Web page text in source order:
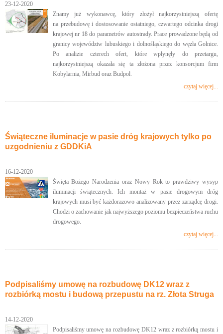
23-12-2020
Znamy już wykonawcę, który złożył najkorzystniejszą ofertę
na przebudowę i dostosowanie ostatniego, czwartego odcinka drogi
krajowej nr 18 do parametrów autostrady. Prace prowadzone będą od
granicy województw lubuskiego i dolnośląskiego do węzła Golnice.
Po analizie czterech ofert, które wpłynęły do przetargu,
najkorzystniejszą okazała się ta złożona przez konsorcjum firm
Kobylarnia, Mirbud oraz Budpol.
czytaj więcej...
Świąteczne iluminacje w pasie dróg krajowych tylko po
uzgodnieniu z GDDKiA
16-12-2020
Święta Bożego Narodzenia oraz Nowy Rok to prawdziwy wysyp
iluminacji świątecznych. Ich montaż w pasie drogowym dróg
krajowych musi być każdorazowo analizowany przez zarządcę drogi.
Chodzi o zachowanie jak najwyższego poziomu bezpieczeństwa ruchu
drogowego.
czytaj więcej...
Podpisaliśmy umowę na rozbudowę DK12 wraz z
rozbiórką mostu i budową przepustu na rz. Złota Struga
14-12-2020
Podpisaliśmy umowę na rozbudowę DK12 wraz z rozbiórką mostu i